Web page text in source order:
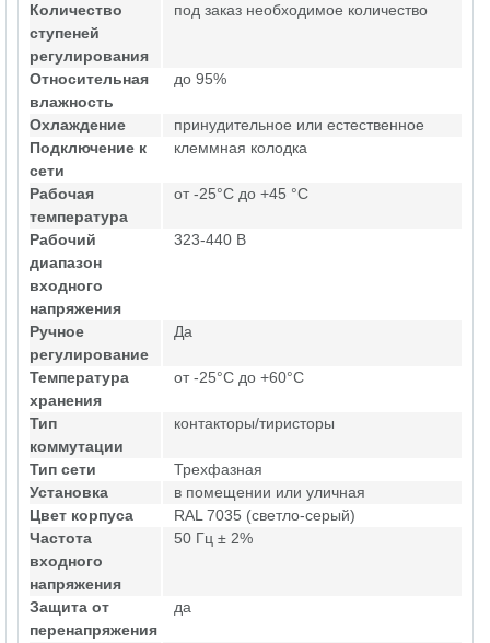
Количество
ступеней
регулирования
под заказ необходимое количество
Относительная
влажность
до 95%
Охлаждение
принудительное или естественное
Подключение к
сети
клеммная колодка
Рабочая
температура
от -25°C до +45 °C
Рабочий
диапазон
входного
напряжения
323-440 В
Ручное
регулирование
Да
Температура
хранения
от -25°C до +60°C
Тип
коммутации
контакторы/тиристоры
Тип сети
Трехфазная
Установка
в помещении или уличная
Цвет корпуса
RAL 7035 (светло-серый)
Частота
входного
напряжения
50 Гц ± 2%
Защита от
перенапряжения
да